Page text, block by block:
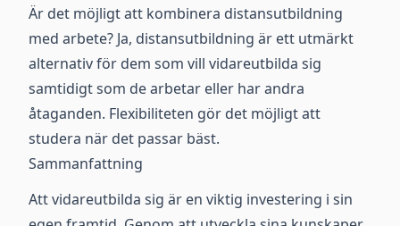
Är det möjligt att kombinera distansutbildning
med arbete? Ja, distansutbildning är ett utmärkt
alternativ för dem som vill vidareutbilda sig
samtidigt som de arbetar eller har andra
åtaganden. Flexibiliteten gör det möjligt att
studera när det passar bäst.
Sammanfattning
Att vidareutbilda sig är en viktig investering i sin